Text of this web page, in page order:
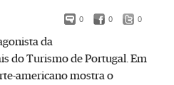
0 0 0
da
do Turismo de Portugal. Em
americano mostra o